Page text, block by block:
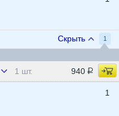
Скрыть 1
1 шт. 940
1